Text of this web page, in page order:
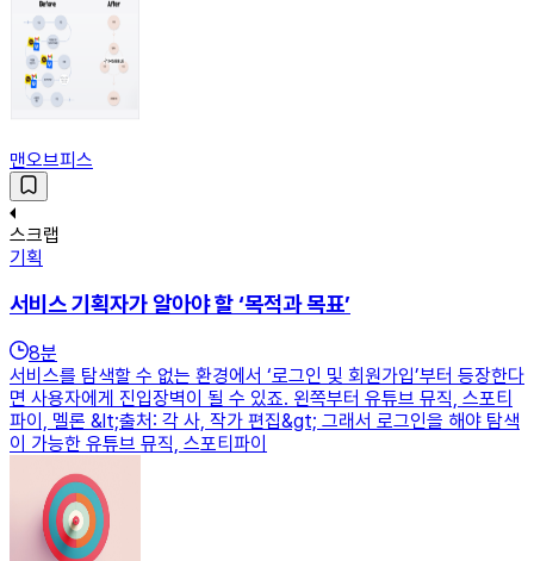
맨오브피스
스크랩
기획
서비스 기획자가 알아야 할 ‘목적과 목표’
8분
서비스를 탐색할 수 없는 환경에서 ‘로그인 및 회원가입’부터 등장한다
면 사용자에게 진입장벽이 될 수 있죠. 왼쪽부터 유튜브 뮤직, 스포티
파이, 멜론 &lt;출처: 각 사, 작가 편집&gt; 그래서 로그인을 해야 탐색
이 가능한 유튜브 뮤직, 스포티파이